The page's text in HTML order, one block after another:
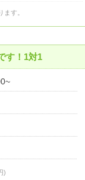
す。
す！1対1
)